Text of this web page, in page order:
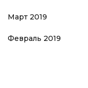
Март 2019
Февраль 2019